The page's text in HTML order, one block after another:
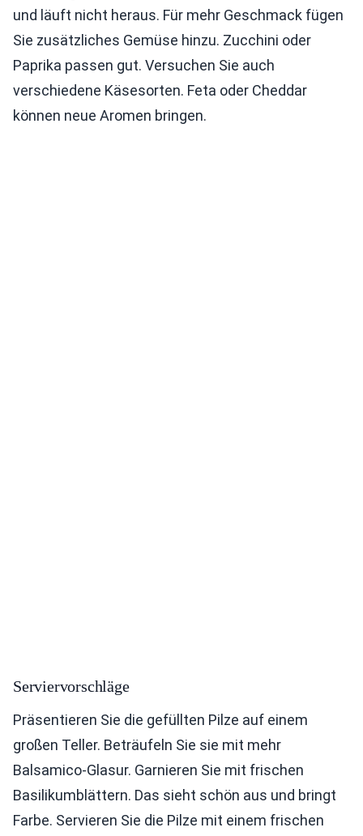
und läuft nicht heraus. Für mehr Geschmack fügen
Sie zusätzliches Gemüse hinzu. Zucchini oder
Paprika passen gut. Versuchen Sie auch
verschiedene Käsesorten. Feta oder Cheddar
können neue Aromen bringen.
Serviervorschläge
Präsentieren Sie die gefüllten Pilze auf einem
großen Teller. Beträufeln Sie sie mit mehr
Balsamico-Glasur. Garnieren Sie mit frischen
Basilikumblättern. Das sieht schön aus und bringt
Farbe. Servieren Sie die Pilze mit einem frischen